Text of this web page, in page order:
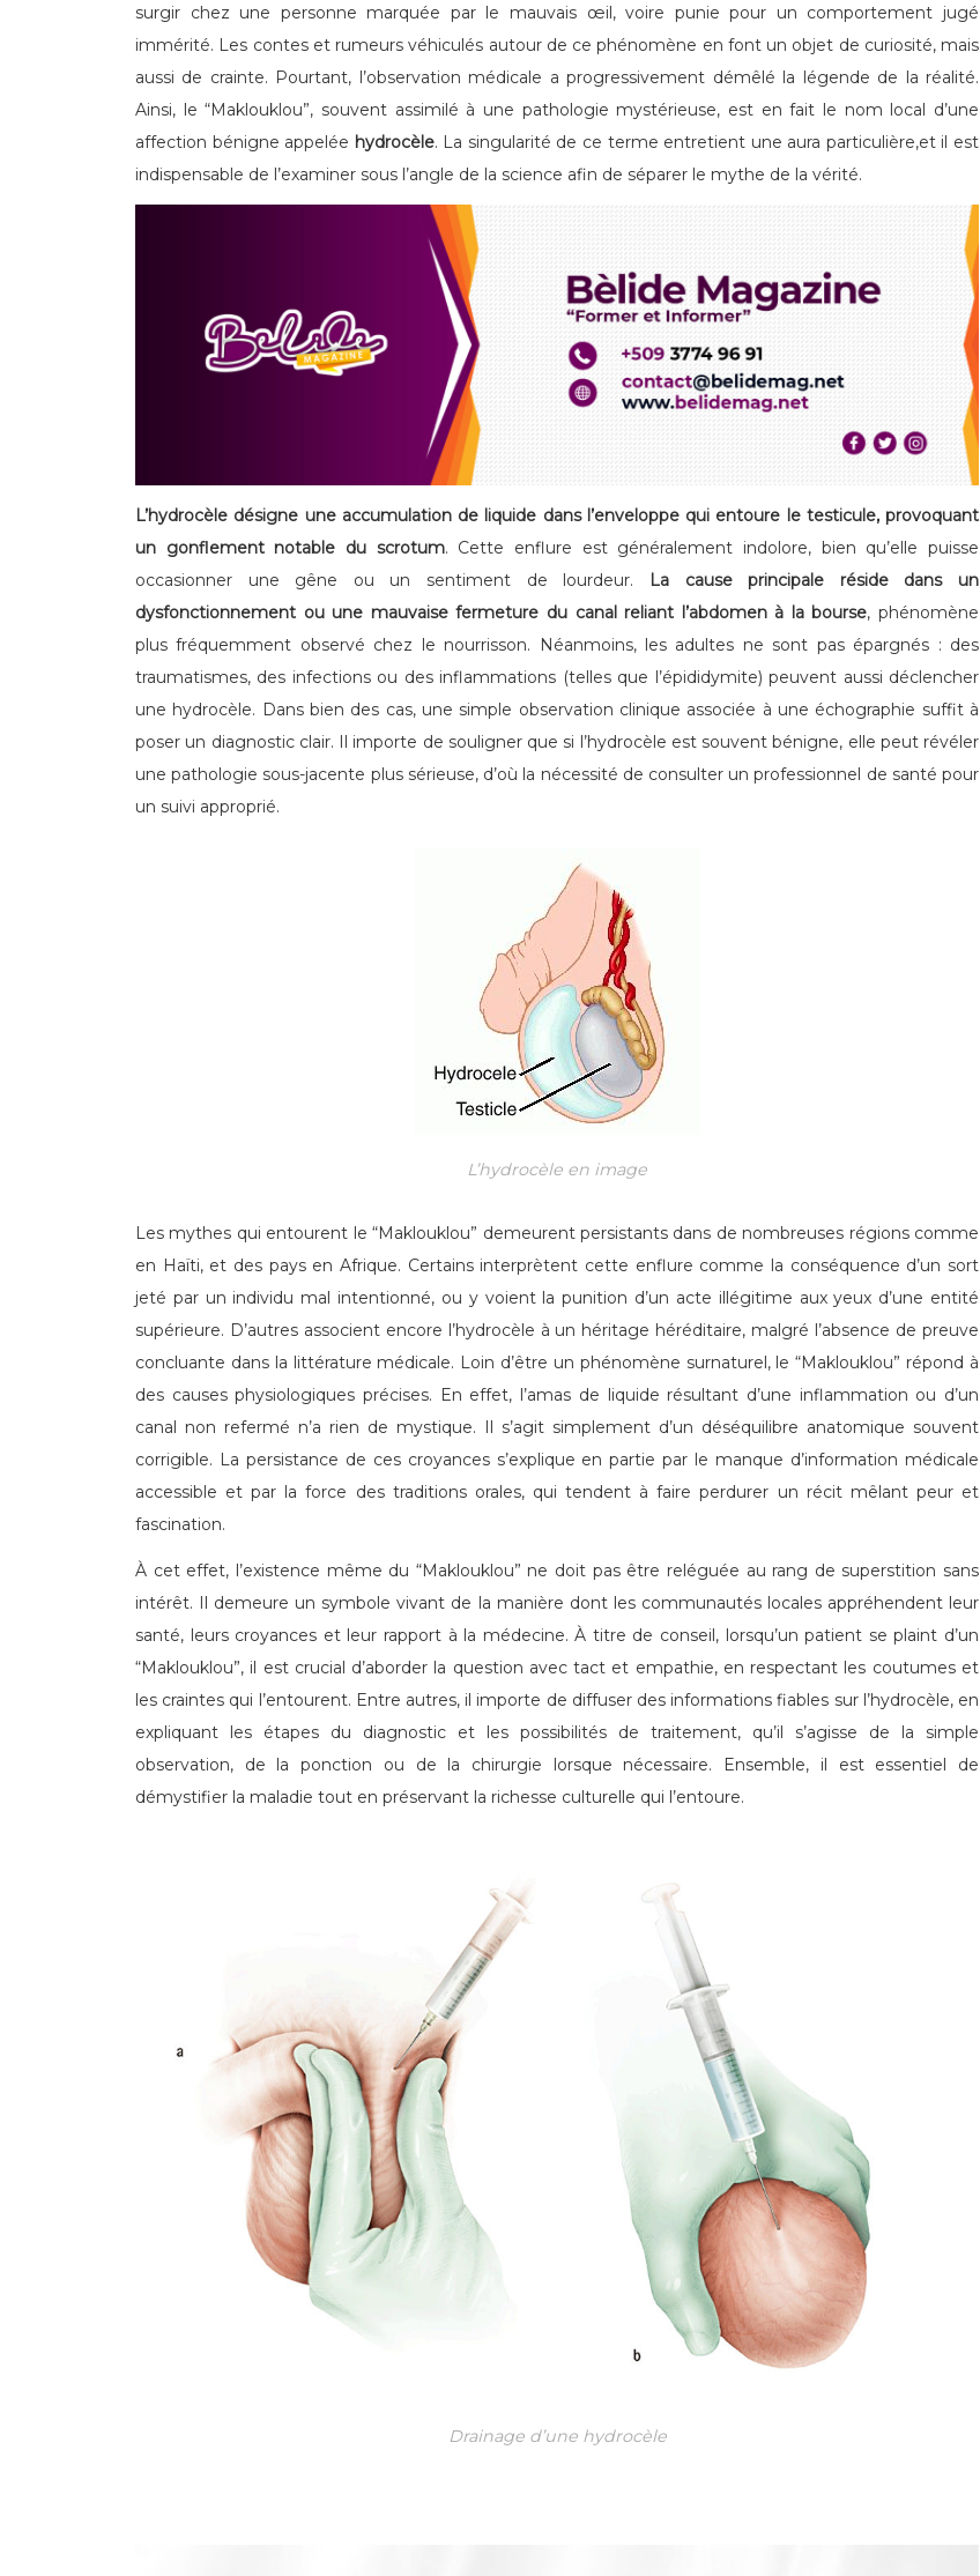
surgir chez une personne marquée par le mauvais œil, voire punie pour un comportement jugé
immérité. Les contes et rumeurs véhiculés autour de ce phénomène en font un objet de curiosité, mais
aussi de crainte. Pourtant, l’observation médicale a progressivement démêlé la légende de la réalité.
Ainsi, le “Maklouklou”, souvent assimilé à une pathologie mystérieuse, est en fait le nom local d’une
affection bénigne appelée hydrocèle. La singularité de ce terme entretient une aura particulière,et il est
indispensable de l’examiner sous l’angle de la science afin de séparer le mythe de la vérité.
L’hydrocèle désigne une accumulation de liquide dans l’enveloppe qui entoure le testicule, provoquant
un gonflement notable du scrotum. Cette enflure est généralement indolore, bien qu’elle puisse
occasionner une gêne ou un sentiment de lourdeur.
La cause principale réside dans un
dysfonctionnement ou une mauvaise fermeture du canal reliant l’abdomen à la bourse, phénomène
plus fréquemment observé chez le nourrisson. Néanmoins, les adultes ne sont pas épargnés : des
traumatismes, des infections ou des inflammations (telles que l’épididymite) peuvent aussi déclencher
une hydrocèle. Dans bien des cas, une simple observation clinique associée à une échographie suffit à
poser un diagnostic clair. Il importe de souligner que si l’hydrocèle est souvent bénigne, elle peut révéler
une pathologie sous-jacente plus sérieuse, d’où la nécessité de consulter un professionnel de santé pour
un suivi approprié.
L’hydrocèle en image
Les mythes qui entourent le “Maklouklou” demeurent persistants dans de nombreuses régions comme
en Haïti, et des pays en Afrique. Certains interprètent cette enflure comme la conséquence d’un sort
jeté par un individu mal intentionné, ou y voient la punition d’un acte illégitime aux yeux d’une entité
supérieure. D’autres associent encore l’hydrocèle à un héritage héréditaire, malgré l’absence de preuve
concluante dans la littérature médicale. Loin d’être un phénomène surnaturel, le “Maklouklou” répond à
des causes physiologiques précises. En effet, l’amas de liquide résultant d’une inflammation ou d’un
canal non refermé n’a rien de mystique. Il s’agit simplement d’un déséquilibre anatomique souvent
corrigible. La persistance de ces croyances s’explique en partie par le manque d’information médicale
accessible et par la force des traditions orales, qui tendent à faire perdurer un récit mêlant peur et
fascination.
À cet effet, l’existence même du “Maklouklou” ne doit pas être reléguée au rang de superstition sans
intérêt. Il demeure un symbole vivant de la manière dont les communautés locales appréhendent leur
santé, leurs croyances et leur rapport à la médecine. À titre de conseil, lorsqu’un patient se plaint d’un
“Maklouklou”, il est crucial d’aborder la question avec tact et empathie, en respectant les coutumes et
les craintes qui l’entourent. Entre autres, il importe de diffuser des informations fiables sur l’hydrocèle, en
expliquant les étapes du diagnostic et les possibilités de traitement, qu’il s’agisse de la simple
observation, de la ponction ou de la chirurgie lorsque nécessaire. Ensemble, il est essentiel de
démystifier la maladie tout en préservant la richesse culturelle qui l’entoure.
Drainage d’une hydrocèle